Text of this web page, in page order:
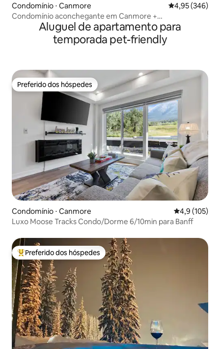
Condomínio ⋅ Canmore 4,95 de uma
4,95 (346)
Condomínio aconchegante em Canmore +
estacionamento subterrâneo + banheira de
hidromassagem
Aluguel de apartamento para
temporada pet-friendly
Preferido dos hóspedes
Preferido dos hóspedes
Condomínio ⋅ Canmore 4,9 de uma
4,9 (105)
Luxo Moose Tracks Condo/Dorme 6/10min para Banff
Entre os melhores preferidos dos hóspedes
Preferido dos hóspedes